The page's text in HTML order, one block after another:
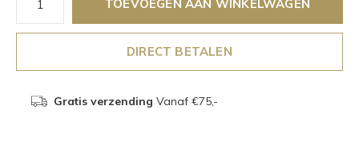
TOEVOEGEN AAN WINKELWAGEN
DIRECT BETALEN
Gratis verzending Vanaf €75,-